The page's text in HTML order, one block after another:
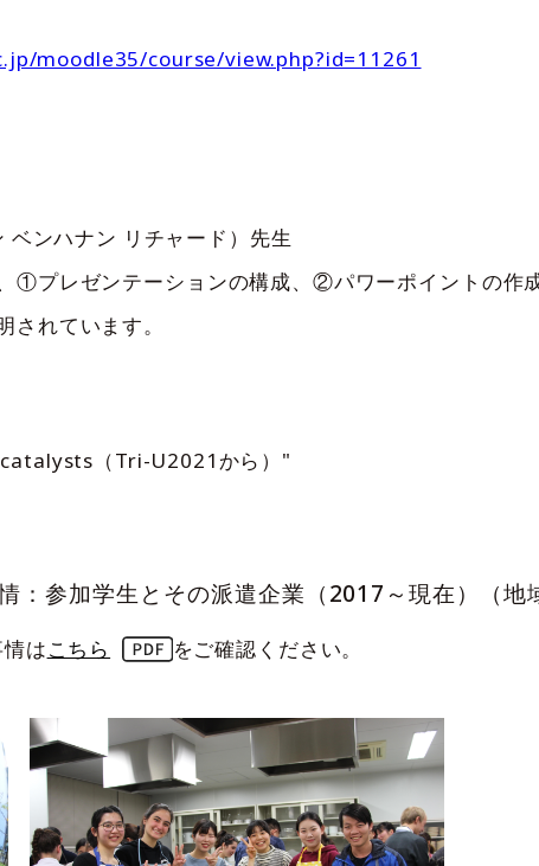
moodle35/course/view.php?id=11261
ンハナン リチャード）先生
①プレゼンテーションの構成、②パワーポイントの
れています。
（Tri-U2021から）"
：参加学生とその派遣企業（2017～現在）（地
はこちら をご確認ください。